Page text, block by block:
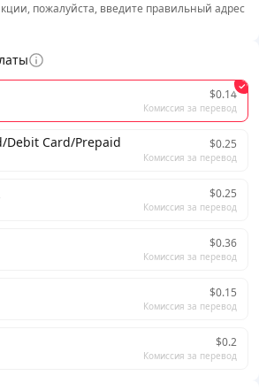
пожалуйста, введите правильный адрес
$0.14
Комиссия за перевод
Debit Card/Prepaid
$0.25
Комиссия за перевод
$0.25
Комиссия за перевод
$0.36
Комиссия за перевод
$0.15
Комиссия за перевод
$0.2
Комиссия за перевод